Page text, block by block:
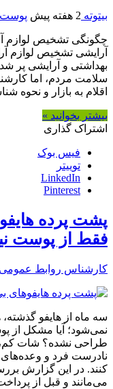
بیتوته 2 هفته پیش
چگونگی تشخیص لوازم
آرایشی تشخیص لوازم
بهداشتی و آرایشی پر
سلامت مردم، اما
اقلام به بازار و
بیشتر بخوانید »
اشتراک گذاری
فیس بوک
توییتر
LinkedIn
Pinterest
پشت پرده
فقط از پوست
کارشناس روابط عمومی
سه ماه از هایفو گذشته،
نمی‌شود؛ آیا مشکل از
طراحی نشده؟ شات کم،
نادرست فرد و وعده‌های
کنند. در این گزارش
می‌مانند و قبل از